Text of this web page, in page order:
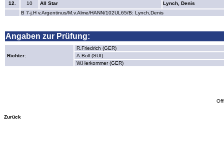
12. 10 All Star
Lynch, Denis
B 7-j.H v.Argentinus/M.v.Alme/HANN/102UL65/B: Lynch,Denis
Angaben zur Prüfung:
Richter:
R.Friedrich (GER)
A.Boll (SUI)
W.Herkommer (GER)
Zurück